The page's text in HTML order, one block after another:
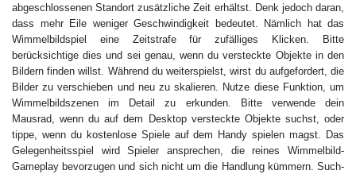
abgeschlossenen Standort zusätzliche Zeit erhältst. Denk jedoch daran,
dass mehr Eile weniger Geschwindigkeit bedeutet. Nämlich hat das
Wimmelbildspiel eine Zeitstrafe für zufälliges Klicken. Bitte
berücksichtige dies und sei genau, wenn du versteckte Objekte in den
Bildern finden willst. Während du weiterspielst, wirst du aufgefordert, die
Bilder zu verschieben und neu zu skalieren. Nutze diese Funktion, um
Wimmelbildszenen im Detail zu erkunden. Bitte verwende dein
Mausrad, wenn du auf dem Desktop versteckte Objekte suchst, oder
tippe, wenn du kostenlose Spiele auf dem Handy spielen magst. Das
Gelegenheitsspiel wird Spieler ansprechen, die reines Wimmelbild-
Gameplay bevorzugen und sich nicht um die Handlung kümmern. Such-